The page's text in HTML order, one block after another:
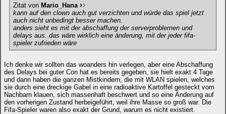
Zitat von Mario_Hana
kann auf den clown auch gut verzichten und würde das spiel jetzt
auch nicht unbedingt besser machen.
anders sieht es mit der abschaffung der serverproblemen und
delays aus. das wäre wirklich eine änderung, mit der jeder fifa-
spieler zufrieden wäre
Ich denke wir sollten das woanders hin verlegen, aber eine Abschaffung
des Delays bei guter Con hat es bereits gegeben, sie hielt exakt 4 Tage
und dann haben die ganzen Mistkindern, die mit WLAN spielen, welches
sie durch eine dreckige Gabel in eine radioaktive Kartoffel gesteckt vom
Nachbarn klauen, sich massenhaft beschwert und so eine Änderung auf
den vorherigen Zustand herbeigeführt, weil ihre Masse so groß war. Die
Fifa-Spieler waren also exakt der Grund, warum es nicht existiert.